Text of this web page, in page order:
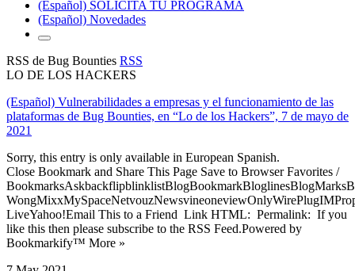
(Español) SOLICITA TU PROGRAMA
(Español) Novedades
RSS de Bug Bounties RSS
LO DE LOS HACKERS
(Español) Vulnerabilidades a empresas y el funcionamiento de las
plataformas de Bug Bounties, en “Lo de los Hackers”, 7 de mayo de
2021
Sorry, this entry is only available in European Spanish.
Close Bookmark and Share This Page Save to Browser Favorites /
LiveYahoo!Email This to a Friend Link HTML: Permalink: If you
like this then please subscribe to the RSS Feed.Powered by
Bookmarkify™ More »